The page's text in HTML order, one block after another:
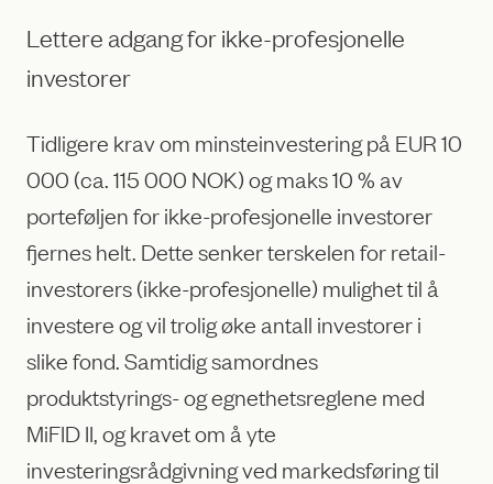
Lettere adgang for ikke-profesjonelle
investorer
Tidligere krav om minsteinvestering på EUR 10
000 (ca. 115 000 NOK) og maks 10 % av
porteføljen for ikke-profesjonelle investorer
fjernes helt. Dette senker terskelen for retail-
investorers (ikke-profesjonelle) mulighet til å
investere og vil trolig øke antall investorer i
slike fond. Samtidig samordnes
produktstyrings- og egnethetsreglene med
MiFID II, og kravet om å yte
investeringsrådgivning ved markedsføring til